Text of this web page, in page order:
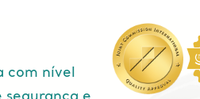
com nível